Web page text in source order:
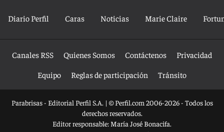
Diario Perfil Caras Noticias Marie Claire
Canales RSS Quienes Somos Contáctenos
Privacidad
Equipo
Reglas de participación Tránsito
Parabrisas - Editorial Perfil S.A. | © Perfil.com 2006-2026 - Todos los
derechos reservados.
Editor responsable: María José Bonacifa.